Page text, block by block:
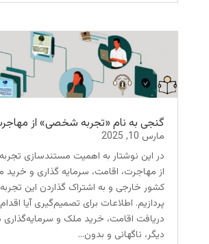
گنجی به نام «تجربه شخصی» از
مارس 10, 2025
در این نوشتار به اهمیت مستندسازی
از مهاجرت، اقامت، سرمایه گذاری و
کشور خارجی و به اشتراک گذاردن این
پردازیم. اطلاعات برای تصمیم‌گیری آیا
دریافت اقامت، خرید ملک و
دیگر، ناگهانی و بدون...